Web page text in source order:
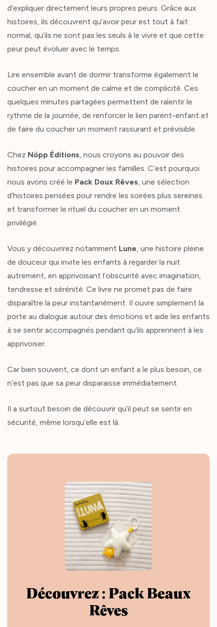
d’expliquer directement leurs propres peurs. Grâce aux
histoires, ils découvrent qu’avoir peur est tout à fait
normal, qu’ils ne sont pas les seuls à le vivre et que cette
peur peut évoluer avec le temps.
Lire ensemble avant de dormir transforme également le
coucher en un moment de calme et de complicité. Ces
quelques minutes partagées permettent de ralentir le
rythme de la journée, de renforcer le lien parent-enfant et
de faire du coucher un moment rassurant et prévisible.
Chez Nöpp Éditions , nous croyons au pouvoir des
histoires pour accompagner les familles. C’est pourquoi
nous avons créé le Pack Doux Rêves , une sélection
d’histoires pensées pour rendre les soirées plus sereines
et transformer le rituel du coucher en un moment
privilégié.
Vous y découvrirez notamment Lune , une histoire pleine
de douceur qui invite les enfants à regarder la nuit
autrement, en apprivoisant l’obscurité avec imagination,
tendresse et sérénité. Ce livre ne promet pas de faire
disparaître la peur instantanément. Il ouvre simplement la
porte au dialogue autour des émotions et aide les enfants
à se sentir accompagnés pendant qu’ils apprennent à les
apprivoiser.
Car bien souvent, ce dont un enfant a le plus besoin, ce
n’est pas que sa peur disparaisse immédiatement.
Il a surtout besoin de découvrir qu’il peut se sentir en
sécurité, même lorsqu’elle est là.
Découvrez : Pack Beaux
Rêves